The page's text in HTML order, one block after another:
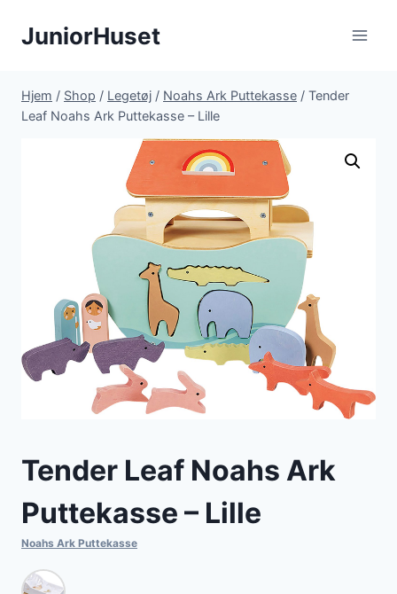
JuniorHuset
Hjem / Shop / Legetøj / Noahs Ark Puttekasse / Tender
Leaf Noahs Ark Puttekasse – Lille
Tender Leaf Noahs Ark
Puttekasse – Lille
Noahs Ark Puttekasse